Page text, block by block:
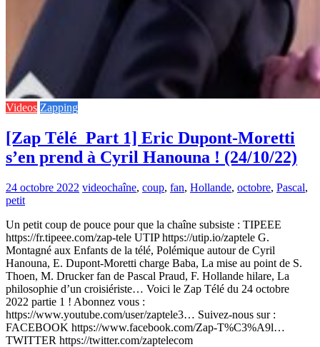
Videos Zapping
[Zap Télé_Part 1] Eric Dupont-Moretti
s’en prend à Cyril Hanouna ! (24/10/22)
24 octobre 2022 videochaîne, coup, fan, Hollande, octobre, Pascal,
petit
Un petit coup de pouce pour que la chaîne subsiste : TIPEEE
https://fr.tipeee.com/zap-tele UTIP https://utip.io/zaptele G.
Montagné aux Enfants de la télé, Polémique autour de Cyril
Hanouna, E. Dupont-Moretti charge Baba, La mise au point de S.
Thoen, M. Drucker fan de Pascal Praud, F. Hollande hilare, La
philosophie d’un croisiériste… Voici le Zap Télé du 24 octobre
2022 partie 1 ! Abonnez vous :
https://www.youtube.com/user/zaptele3… Suivez-nous sur :
FACEBOOK https://www.facebook.com/Zap-T%C3%A9l…
TWITTER https://twitter.com/zaptelecom